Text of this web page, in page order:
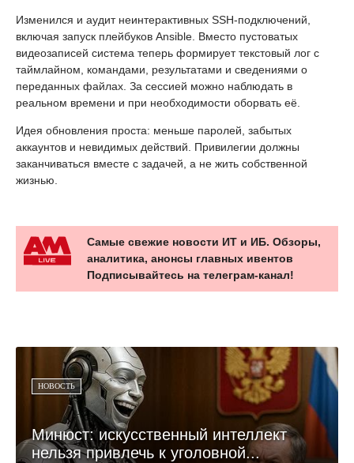
Изменился и аудит неинтерактивных SSH-подключений,
включая запуск плейбуков Ansible. Вместо пустоватых
видеозаписей система теперь формирует текстовый лог с
таймлайном, командами, результатами и сведениями о
переданных файлах. За сессией можно наблюдать в
реальном времени и при необходимости оборвать её.
Идея обновления проста: меньше паролей, забытых
аккаунтов и невидимых действий. Привилегии должны
заканчиваться вместе с задачей, а не жить собственной
жизнью.
Самые свежие новости ИТ и ИБ. Обзоры,
аналитика, анонсы главных ивентов
Подписывайтесь на телеграм-канал!
НОВОСТЬ
Минюст: искусственный интеллект
нельзя привлечь к уголовной...